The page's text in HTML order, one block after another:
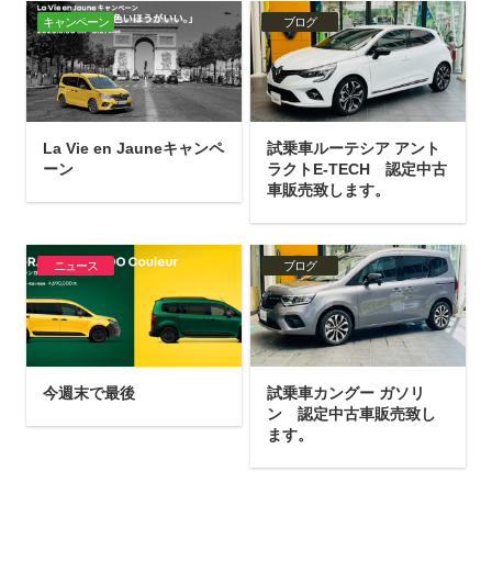
キャンペーン
La Vie en Jauneキャンペ
ーン
ブログ
試乗車ルーテシア アント
ラクトE-TECH 認定中古
車販売致します。
ニュース
今週末で最後
ブログ
試乗車カングー ガソリ
ン 認定中古車販売致し
ます。